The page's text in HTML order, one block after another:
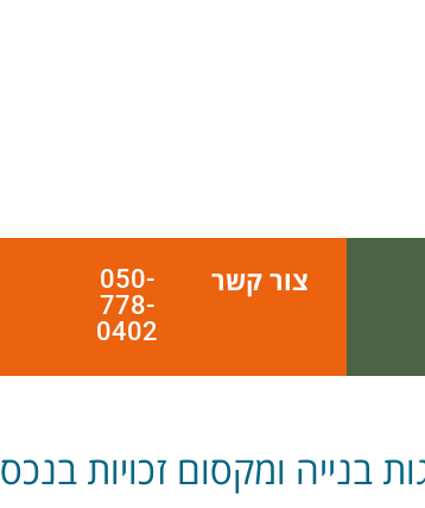
צור קשר
050-
778-
0402
ומקסום זכויות בנכס